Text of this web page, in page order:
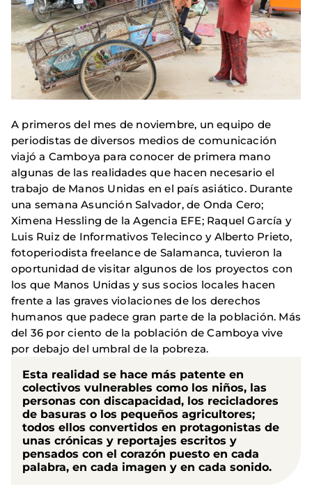
A primeros del mes de noviembre, un equipo de
periodistas de diversos medios de comunicación
viajó a Camboya para conocer de primera mano
algunas de las realidades que hacen necesario el
trabajo de Manos Unidas en el país asiático. Durante
una semana Asunción Salvador, de Onda Cero;
Ximena Hessling de la Agencia EFE; Raquel García y
Luis Ruiz de Informativos Telecinco y Alberto Prieto,
fotoperiodista freelance de Salamanca, tuvieron la
oportunidad de visitar algunos de los proyectos con
los que Manos Unidas y sus socios locales hacen
frente a las graves violaciones de los derechos
humanos que padece gran parte de la población. Más
del 36 por ciento de la población de Camboya vive
por debajo del umbral de la pobreza.
Esta realidad se hace más patente en
colectivos vulnerables como los niños, las
personas con discapacidad, los recicladores
de basuras o los pequeños agricultores;
todos ellos convertidos en protagonistas de
unas crónicas y reportajes escritos y
pensados con el corazón puesto en cada
palabra, en cada imagen y en cada sonido.